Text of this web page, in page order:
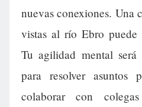
nuevas conexiones. Una
vistas al río Ebro puede
Tu agilidad mental
para resolver asuntos
colaborar con